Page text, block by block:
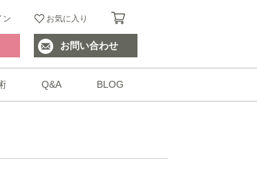
ン お気に入り
お問い合わせ
Q&A BLOG